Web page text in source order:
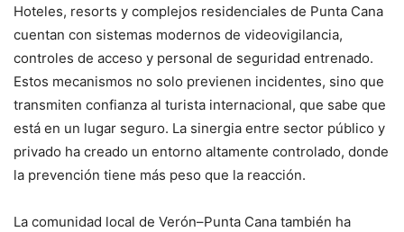
Hoteles, resorts y complejos residenciales de Punta Cana
cuentan con sistemas modernos de videovigilancia,
controles de acceso y personal de seguridad entrenado.
Estos mecanismos no solo previenen incidentes, sino que
transmiten confianza al turista internacional, que sabe que
está en un lugar seguro. La sinergia entre sector público y
privado ha creado un entorno altamente controlado, donde
la prevención tiene más peso que la reacción.
La comunidad local de Verón–Punta Cana también ha